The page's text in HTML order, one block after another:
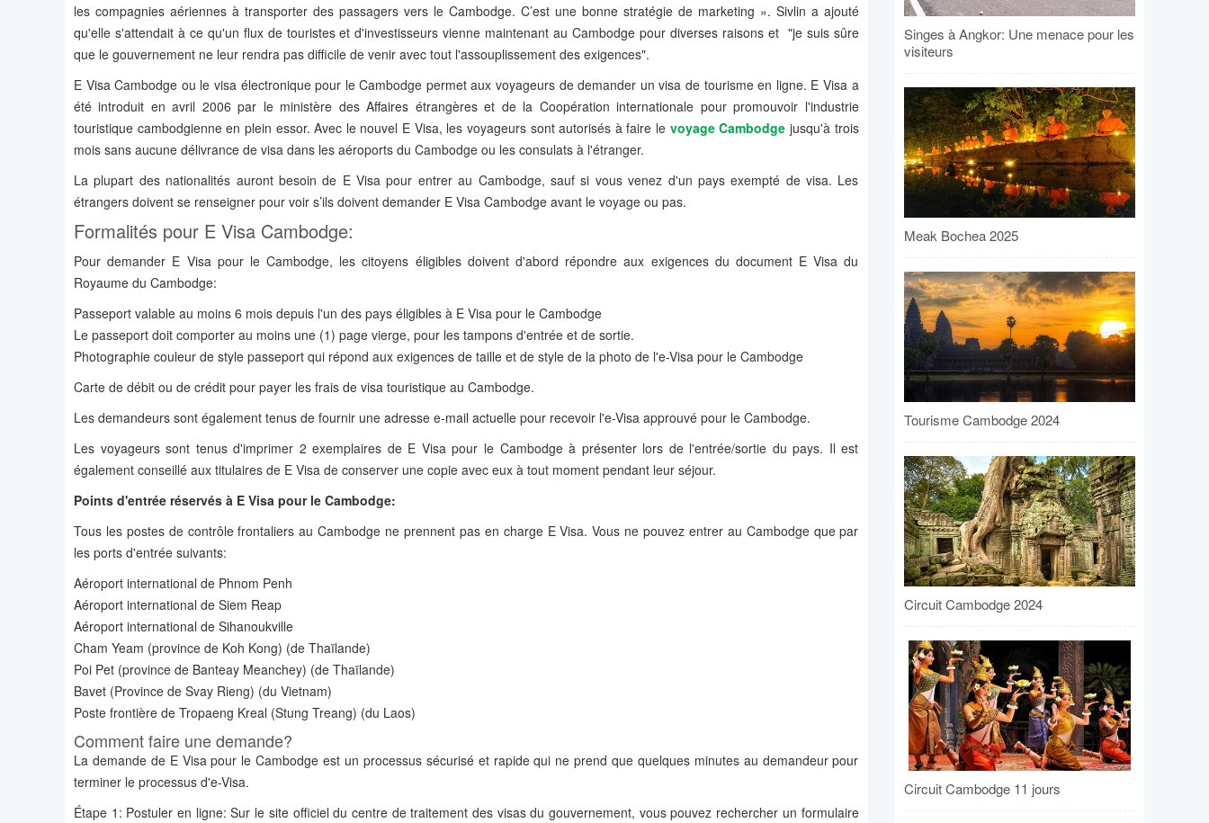
les compagnies aériennes à transporter des passagers vers le Cambodge. C’est une bonne stratégie de marketing ». Sivlin a ajouté
qu'elle s'attendait à ce qu'un flux de touristes et d'investisseurs vienne maintenant au Cambodge pour diverses raisons et "je suis sûre
que le gouvernement ne leur rendra pas difficile de venir avec tout l'assouplissement des exigences".
E Visa Cambodge ou le visa électronique pour le Cambodge permet aux voyageurs de demander un visa de tourisme en ligne. E Visa a
été introduit en avril 2006 par le ministère des Affaires étrangères et de la Coopération internationale pour promouvoir l'industrie
touristique cambodgienne en plein essor. Avec le nouvel E Visa, les voyageurs sont autorisés à faire le voyage Cambodge jusqu'à trois
mois sans aucune délivrance de visa dans les aéroports du Cambodge ou les consulats à l'étranger.
La plupart des nationalités auront besoin de E Visa pour entrer au Cambodge, sauf si vous venez d'un pays exempté de visa. Les
étrangers doivent se renseigner pour voir s’ils doivent demander E Visa Cambodge avant le voyage ou pas.
Formalités pour E Visa Cambodge:
Pour demander E Visa pour le Cambodge, les citoyens éligibles doivent d'abord répondre aux exigences du document E Visa du
Royaume du Cambodge:
Passeport valable au moins 6 mois depuis l'un des pays éligibles à E Visa pour le Cambodge
Le passeport doit comporter au moins une (1) page vierge, pour les tampons d'entrée et de sortie.
Photographie couleur de style passeport qui répond aux exigences de taille et de style de la photo de l'e-Visa pour le Cambodge
Carte de débit ou de crédit pour payer les frais de visa touristique au Cambodge.
Les demandeurs sont également tenus de fournir une adresse e-mail actuelle pour recevoir l'e-Visa approuvé pour le Cambodge.
Les voyageurs sont tenus d'imprimer 2 exemplaires de E Visa pour le Cambodge à présenter lors de l'entrée/sortie du pays. Il est
également conseillé aux titulaires de E Visa de conserver une copie avec eux à tout moment pendant leur séjour.
Points d'entrée réservés à E Visa pour le Cambodge:
Tous les postes de contrôle frontaliers au Cambodge ne prennent pas en charge E Visa. Vous ne pouvez entrer au Cambodge que par
les ports d'entrée suivants:
Aéroport international de Phnom Penh
Aéroport international de Siem Reap
Aéroport international de Sihanoukville
Cham Yeam (province de Koh Kong) (de Thaïlande)
Poi Pet (province de Banteay Meanchey) (de Thaïlande)
Bavet (Province de Svay Rieng) (du Vietnam)
Poste frontière de Tropaeng Kreal (Stung Treang) (du Laos)
Comment faire une demande?
La demande de E Visa pour le Cambodge est un processus sécurisé et rapide qui ne prend que quelques minutes au demandeur pour
terminer le processus d'e-Visa.
Étape 1: Postuler en ligne: Sur le site officiel du centre de traitement des visas du gouvernement, vous pouvez rechercher un formulaire
Singes à Angkor: Une menace pour les
visiteurs
Meak Bochea 2025
Tourisme Cambodge 2024
Circuit Cambodge 2024
Circuit Cambodge 11 jours